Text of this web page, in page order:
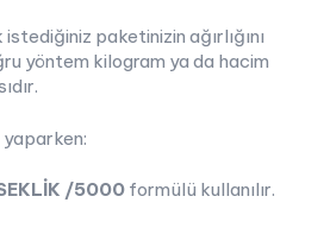
paketinizin ağırlığını
yöntem kilogram ya da hacim
yaparken:
/5000 formülü kullanılır.